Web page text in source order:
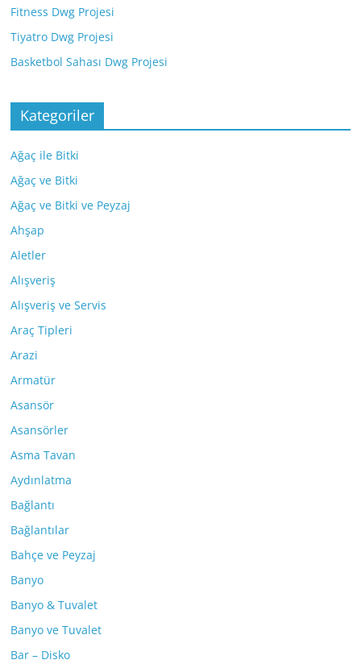
Fitness Dwg Projesi
Tiyatro Dwg Projesi
Basketbol Sahası Dwg Projesi
Kategoriler
Ağaç ile Bitki
Ağaç ve Bitki
Ağaç ve Bitki ve Peyzaj
Ahşap
Aletler
Alışveriş
Alışveriş ve Servis
Araç Tipleri
Arazi
Armatür
Asansör
Asansörler
Asma Tavan
Aydınlatma
Bağlantı
Bağlantılar
Bahçe ve Peyzaj
Banyo
Banyo & Tuvalet
Banyo ve Tuvalet
Bar – Disko